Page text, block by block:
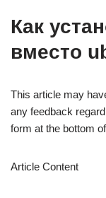
Как
вместо
This article may
any feedback
form at the bottom
Article Content